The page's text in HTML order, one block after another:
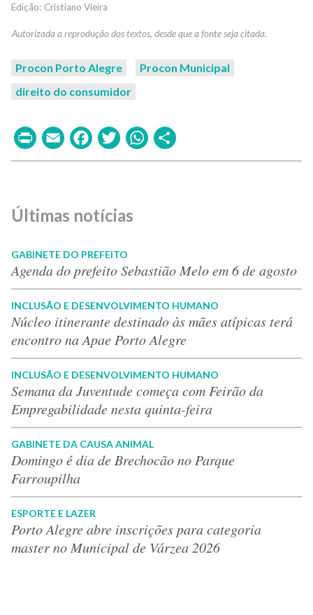
Cristiano Vieira
Procon Porto Alegre
Procon Municipal
direito do consumidor
PrintEmailFacebook
TwitterWhatsApp
Últimas notícias
GABINETE DO PREFEITO
Agenda do prefeito Sebastião Melo em 6 de agosto
INCLUSÃO E DESENVOLVIMENTO HUMANO
Núcleo itinerante destinado às mães atípicas terá
encontro na Apae Porto Alegre
INCLUSÃO E DESENVOLVIMENTO HUMANO
Semana da Juventude começa com Feirão da
Empregabilidade nesta quinta-feira
GABINETE DA CAUSA ANIMAL
Domingo é dia de Brechocão no Parque
Farroupilha
ESPORTE E LAZER
Porto Alegre abre inscrições para categoria
master no Municipal de Várzea 2026